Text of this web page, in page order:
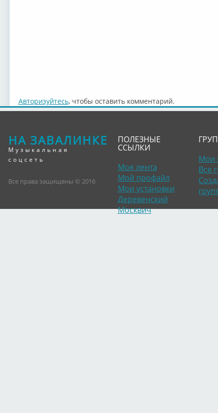
Авторизуйтесь, чтобы оставить комментарий.
НА ЗАВАЛИНКЕ
Музыкальная
соцсеть
Все права защищены © 2016
ПОЛЕЗНЫЕ
ССЫЛКИ
Моя лента
Мой профайл
Мои установки
Деревенский
Москвич
Мои
Все